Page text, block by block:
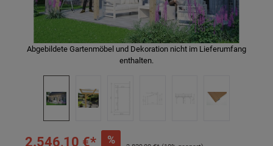
Abgebildete Gartenmöbel und Dekoration nicht im Lieferumfang
enthalten.
2.546,10 €* %